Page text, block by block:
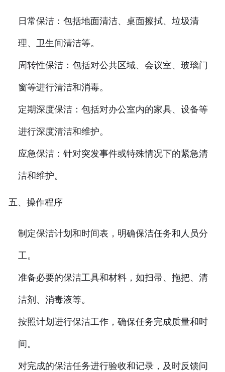
日常保洁：包括地面清洁、桌面擦拭、垃圾清
理、卫生间清洁等。
周转性保洁：包括对公共区域、会议室、玻璃门
窗等进行清洁和消毒。
定期深度保洁：包括对办公室内的家具、设备等
进行深度清洁和维护。
应急保洁：针对突发事件或特殊情况下的紧急清
洁和维护。
五、操作程序
制定保洁计划和时间表，明确保洁任务和人员分
工。
准备必要的保洁工具和材料，如扫帚、拖把、清
洁剂、消毒液等。
按照计划进行保洁工作，确保任务完成质量和时
间。
对完成的保洁任务进行验收和记录，及时反馈问